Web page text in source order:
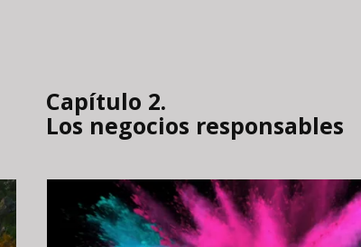
Capítulo 2.
Los negocios responsables